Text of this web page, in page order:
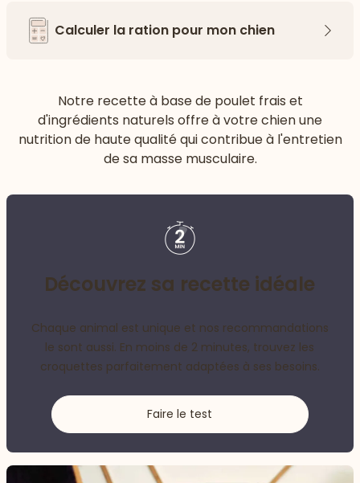
Calculer la ration pour mon chien
Notre recette à base de poulet frais et
d'ingrédients naturels offre à votre chien une
nutrition de haute qualité qui contribue à l'entretien
de sa masse musculaire.
Découvrez sa recette idéale
Chaque animal est unique et nos recommandations
le sont aussi. En moins de 2 minutes, trouvez les
croquettes parfaitement adaptées à ses besoins.
Faire le test